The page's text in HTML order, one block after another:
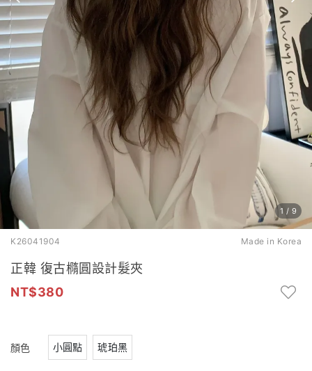
1 / 9
K26041904 Made in Korea
正韓 復古橢圓設計髮夾
380
顏色 小圓點 琥珀黑